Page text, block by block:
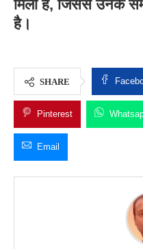
मिली है, जिससे उनके
है।
SHARE
Pinterest
Email